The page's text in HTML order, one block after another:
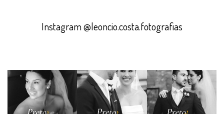
Instagram @leoncio.costa.fotografias